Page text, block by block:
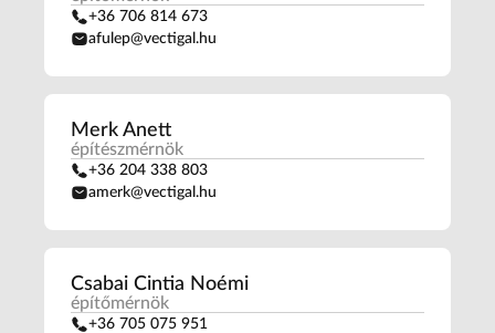
+36 706 814 673
afulep@vectigal.hu
Merk Anett
építészmérnök
+36 204 338 803
amerk@vectigal.hu
Csabai Cintia Noémi
építőmérnök
+36 705 075 951